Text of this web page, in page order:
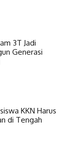
3T Jadi
Generasi
KKN Harus
di Tengah